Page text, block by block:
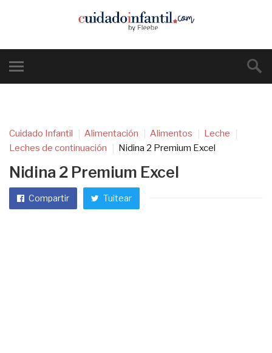
Cuidado Infantil Alimentación Alimentos
Leche
Leches de continuación
Nidina 2 Premium Excel
Nidina 2 Premium Excel
Compartir Tuitear